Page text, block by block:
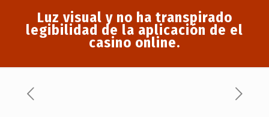
Luz visual y no ha transpirado
legibilidad de la aplicación de el
casino online.